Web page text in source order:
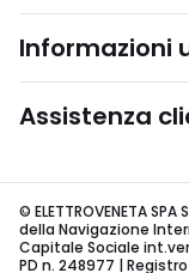
Informazioni
Assistenza
© ELETTROVENETA
della Navigazione
Capitale Sociale
PD n. 248977 |